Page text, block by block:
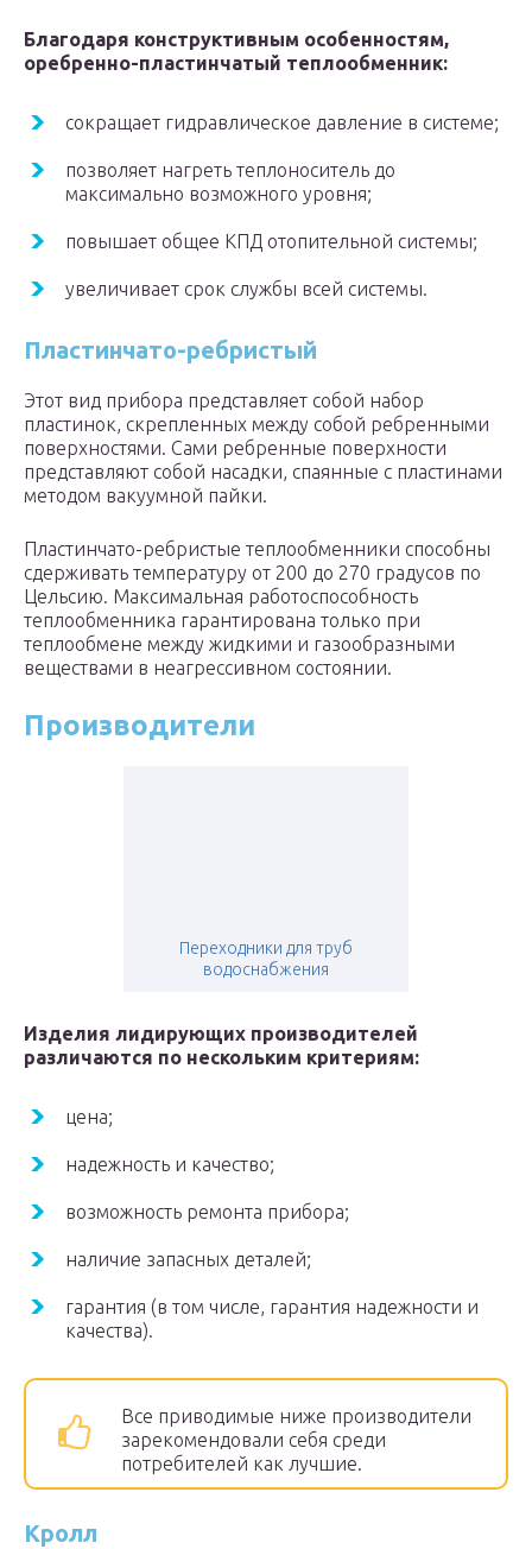
Благодаря конструктивным особенностям,
оребренно-пластинчатый теплообменник:
сокращает гидравлическое давление в системе;
позволяет нагреть теплоноситель до
максимально возможного уровня;
повышает общее КПД отопительной системы;
увеличивает срок службы всей системы.
Пластинчато-ребристый
Этот вид прибора представляет собой набор
пластинок, скрепленных между собой ребренными
поверхностями. Сами ребренные поверхности
представляют собой насадки, спаянные с пластинами
методом вакуумной пайки.
Пластинчато-ребристые теплообменники способны
сдерживать температуру от 200 до 270 градусов по
Цельсию. Максимальная работоспособность
теплообменника гарантирована только при
теплообмене между жидкими и газообразными
веществами в неагрессивном состоянии.
Производители
Переходники для труб
водоснабжения
Изделия лидирующих производителей
различаются по нескольким критериям:
цена;
надежность и качество;
возможность ремонта прибора;
наличие запасных деталей;
гарантия (в том числе, гарантия надежности и
качества).
Все приводимые ниже производители
зарекомендовали себя среди
потребителей как лучшие.
Кролл